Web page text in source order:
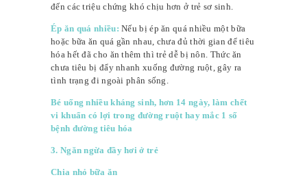
đến các triệu chứng khó chịu hơn ở trẻ sơ sinh.
Ép ăn quá nhiều:Nếu bị ép ăn quá nhiều một bữa
hoặc bữa ăn quá gần nhau, chưa đủ thời gian để tiêu
hóa hết đã cho ăn thêm thì trẻ dễ bị nôn. Thức ăn
chưa tiêu bị đẩy nhanh xuống đường ruột, gây ra
tình trạng đi ngoài phân sống.
Bé uống nhiều kháng sinh, hơn 14 ngày, làm chết
vi khuẩn có lợi trong đường ruột hay mắc 1 số
bệnh đường tiêu hóa
3. Ngăn ngừa đầy hơi ở trẻ
Chia nhỏ bữa ăn